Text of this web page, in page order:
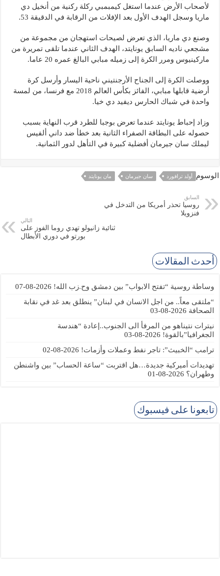
لأصحاب الأرض عندما استغل كيمبمبي ركلة ركنية من أنخيل دي
ماريا وسجل الهدف الأول بعد الإفلات من الرقابة في الدقيقة 53.
وصنع دي ماريا، الذي تعرض لصيحات استهجان من مجموعة من
مشجعي ناديه السابق يونايتد، الهدف الثاني عندما تلقى تمريرة من
ماركينيوس ومرر الكرة إلى زميله مبابي البالغ عمره 20 عاما.
ووصلت الكرة إلى الجناح الأرجنتيني ناحية اليسار وأرسل كرة
أرضية قابلها مبابي، الفائز بكأس العالم 2018 مع فرنسا، من لمسة
واحدة في شباك الحارس ديفيد دي خيا.
وزاد إحباط يونايتد عندما تعرض بوجبا للطرد قرب النهاية بسبب
حصوله على البطاقة الصفراء الثانية بعد خطأ ضد داني ألفيس
ليملك سان جيرمان أفضلية كبيرة في التأهل لدور الثمانية.
الوسوم أولد ترافورد سان جيرمان مان يونايتد
السابق
روسيا تحذر أمريكا من التدخل في
فنزويلا
التالي
ثنائية زانيولو تهدي روما الفوز على
بورتو في دوري الأبطال
أحدث المقالات
وساطة روسية “تفتح الابواب” بين دمشق وح.زب الله! 2026-08-07
“ملتقى معاً.. من اجل الانسان في لبنان” ينطلق بعد غد في نقابة
الصحافة 2026-08-03
نيترات نتيناهو من المرفأ الى الجنوب..إعادة “هندسة
الجغرافيا”بالقوة! 2026-08-03
ترامب “الخبيث”: تاجر نفط وعملات وأزمات! 2026-08-02
تهديدات أميركية جديدة…هل اقتربت “ساعة الحساب” بين واشنطن
وطهران؟ 2026-08-01
تابعونا على فيسبوك